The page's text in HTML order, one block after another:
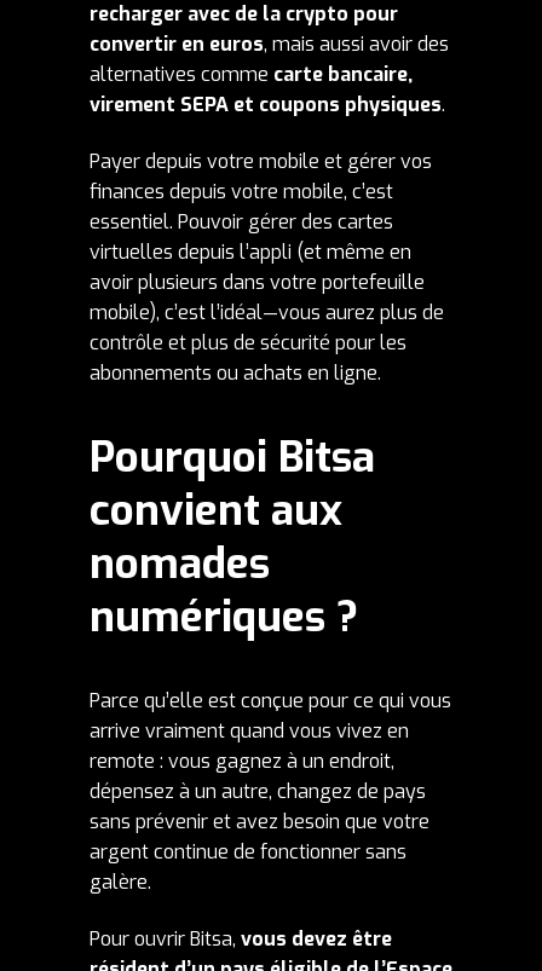
recharger avec de la crypto pour
convertir en euros, mais aussi avoir des
alternatives comme carte bancaire,
virement SEPA et coupons physiques.
Payer depuis votre mobile et gérer vos
finances depuis votre mobile, c’est
essentiel. Pouvoir gérer des cartes
virtuelles depuis l’appli (et même en
avoir plusieurs dans votre portefeuille
mobile), c’est l’idéal—vous aurez plus de
contrôle et plus de sécurité pour les
abonnements ou achats en ligne.
Pourquoi Bitsa
convient aux
nomades
numériques ?
Parce qu’elle est conçue pour ce qui vous
arrive vraiment quand vous vivez en
remote : vous gagnez à un endroit,
dépensez à un autre, changez de pays
sans prévenir et avez besoin que votre
argent continue de fonctionner sans
galère.
Pour ouvrir Bitsa, vous devez être